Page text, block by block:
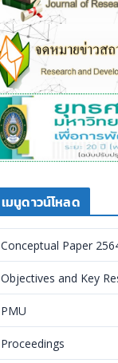
เมนูดาวน์โหลด
Conceptual Paper
Objectives and Key
PMU
Proceedings